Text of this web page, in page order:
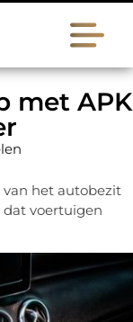
met APK
van het autobezit
dat voertuigen